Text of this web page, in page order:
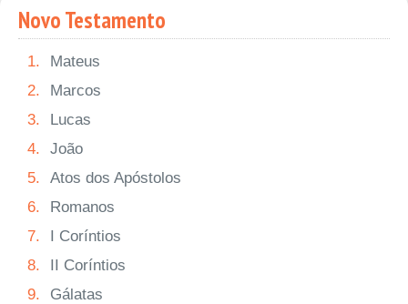
Novo Testamento
1.
Mateus
2.
Marcos
3.
Lucas
4.
João
5.
Atos dos Apóstolos
6.
Romanos
7.
I Coríntios
8.
II Coríntios
9.
Gálatas